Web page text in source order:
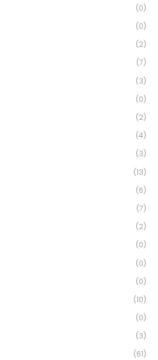
(0)
(0)
(2)
(7)
(3)
(0)
(2)
(4)
(3)
(13)
(6)
(7)
(2)
(0)
(0)
(0)
(10)
(0)
(3)
(61)